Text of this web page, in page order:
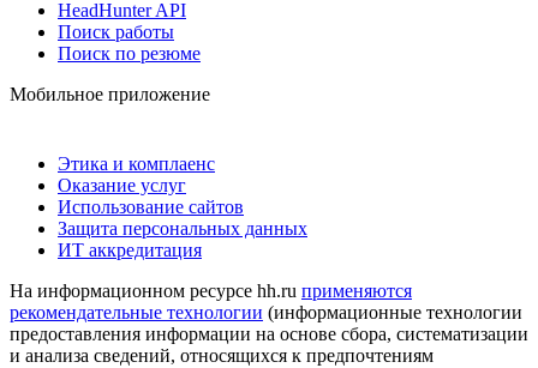
HeadHunter API
Поиск работы
Поиск по резюме
Мобильное приложение
Этика и комплаенс
Оказание услуг
Использование сайтов
Защита персональных данных
ИТ аккредитация
На информационном ресурсе hh.ru применяются
рекомендательные технологии (информационные технологии
предоставления информации на основе сбора, систематизации
и анализа сведений, относящихся к предпочтениям